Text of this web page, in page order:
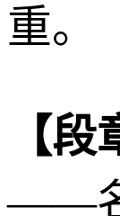
重。
【段
——名